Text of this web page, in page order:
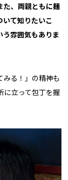
た、両親ともに麺
て知りたいこ
雰囲気もありま
みる！」の精神も
に立って包丁を握